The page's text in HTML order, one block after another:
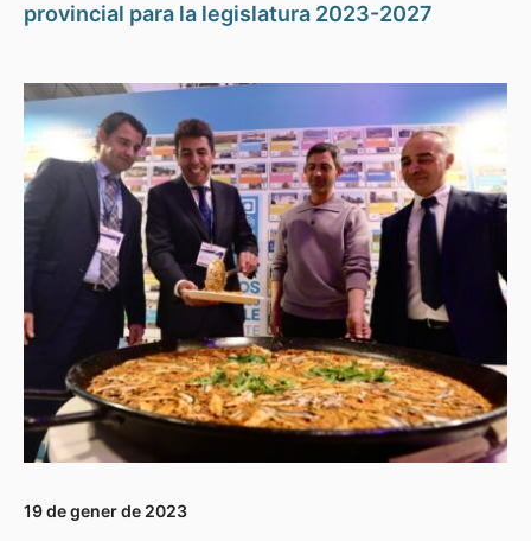
provincial para la legislatura 2023-2027
19 de gener de 2023